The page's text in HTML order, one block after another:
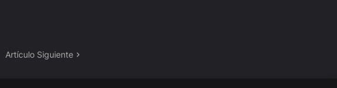
Artículo Siguiente